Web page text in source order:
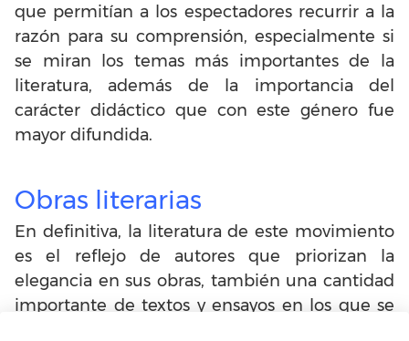
que permitían a los espectadores recurrir a la
razón para su comprensión, especialmente si
se miran los temas más importantes de la
literatura, además de la importancia del
carácter didáctico que con este género fue
mayor difundida.
Obras literarias
En definitiva, la literatura de este movimiento
es el reflejo de autores que priorizan la
elegancia en sus obras, también una cantidad
importante de textos y ensayos en los que se